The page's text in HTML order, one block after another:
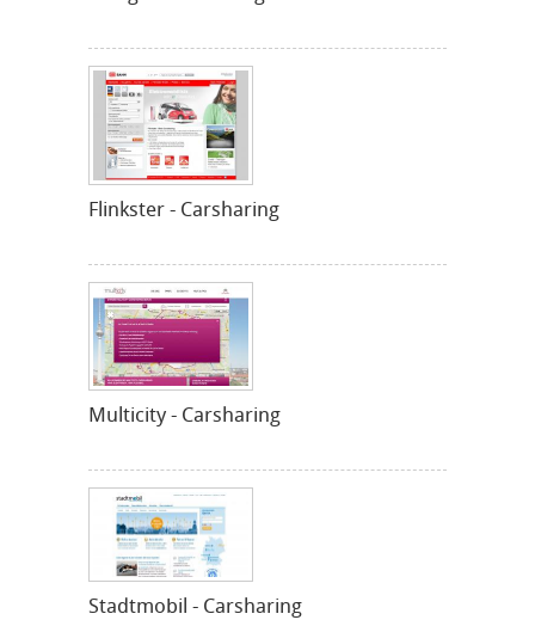
Flinkster - Carsharing
Multicity - Carsharing
Stadtmobil - Carsharing